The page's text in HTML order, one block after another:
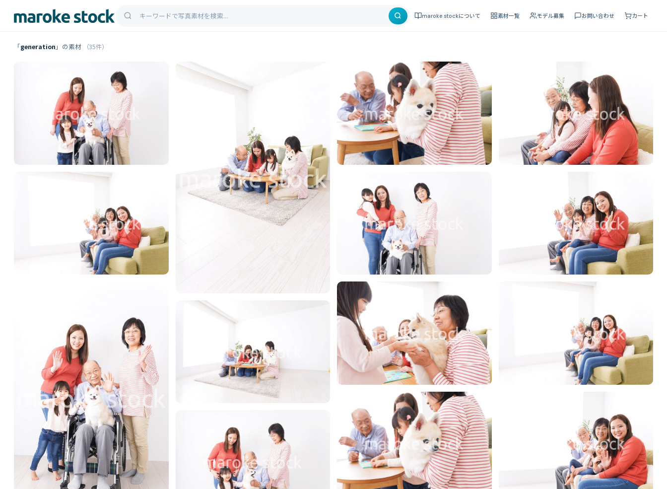
maroke stockについて 素材一覧 モデル募集 お問い合わせ カート
「generation 」の素材 （35件）